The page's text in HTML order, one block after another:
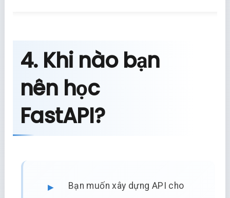
4. Khi nào bạn
nên học
FastAPI?
Bạn muốn xây dựng API cho